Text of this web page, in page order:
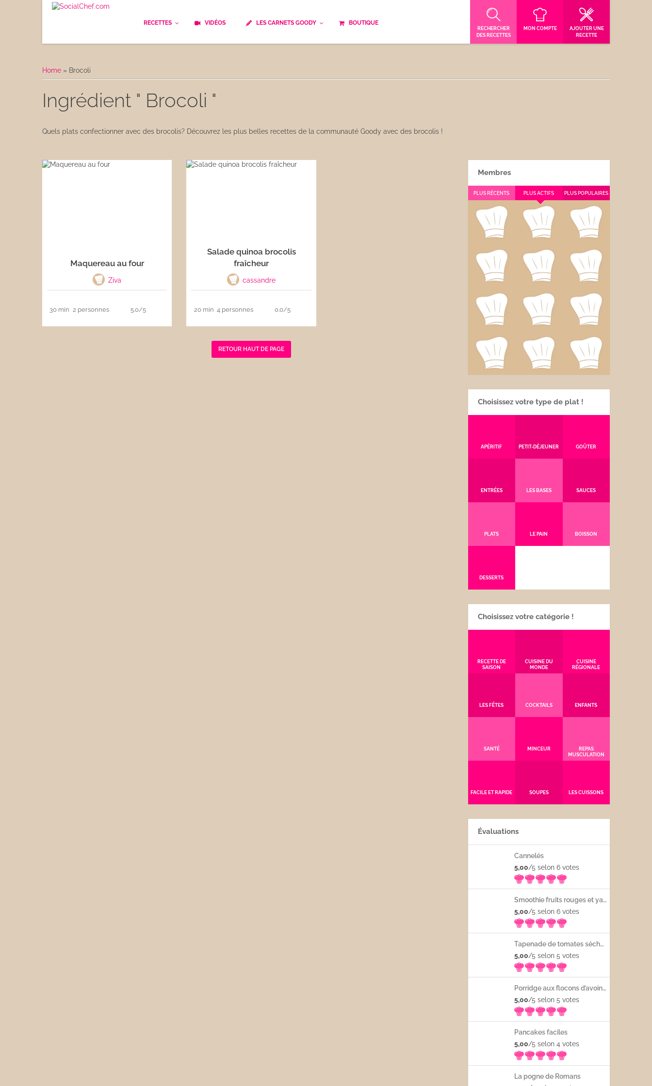
RECETTES
Le Pain
Apéritifs Cuisine française traditionnelle
Enfants Robots multifonctions
VIDÉOS LES CARNETS GOODY
Spécialité culinaire
BOUTIQUE
RECHERCHER
DES RECETTES
MON COMPTE
AJOUTER UNE
RECETTE
Home » Brocoli
Ingrédient " Brocoli "
Quels plats confectionner avec des brocolis? Découvrez les plus belles recettes de la communauté Goody avec des brocolis !
Maquereau au four
Ziva
30 min 2 personnes 5.0/5
Salade quinoa brocolis
fraîcheur
cassandre
20 min 4 personnes 0.0/5
RETOUR HAUT DE PAGE
Membres
PLUS RÉCENTS PLUS ACTIFS PLUS POPULAIRES
Choisissez votre type de plat !
APÉRITIF PETIT-DÉJEUNER GOÛTER
ENTRÉES LES BASES SAUCES
PLATS LE PAIN BOISSON
DESSERTS
Choisissez votre catégorie !
RECETTE DE
SAISON
CUISINE DU
MONDE
CUISINE
RÉGIONALE
LES FÊTES COCKTAILS ENFANTS
SANTÉ MINCEUR
REPAS
MUSCULATION
FACILE ET RAPIDE SOUPES LES CUISSONS
Évaluations
Cannelés
5,00/5 selon 6 votes
Smoothie fruits rouges et yaourt
5,00/5 selon 6 votes
Tapenade de tomates séchées
5,00/5 selon 5 votes
Porridge aux flocons d’avoine avec les fruits frais
5,00/5 selon 5 votes
Pancakes faciles
5,00/5 selon 4 votes
La pogne de Romans